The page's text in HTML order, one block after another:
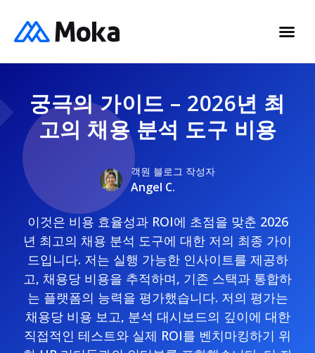
궁극의 가이드 – 2026년 최
고의 채용 분석 도구 비용
객원 블로그 작성자
Angel C.
이것은 비용 효율성과 ROI에 초점을 맞춘 2026
년 최고의 채용 분석 도구에 대한 저의 최종 가이
드입니다. 저는 실행 가능한 인사이트를 제공하
고, 채용당 비용을 추적하며, 기존 스택과 통합하
는 플랫폼의 능력을 평가했습니다. 저의 평가는
채용당 비용 보고, 분석 대시보드의 깊이에 대한
직접적인 테스트와 실제 ROI를 벤치마킹하기 위